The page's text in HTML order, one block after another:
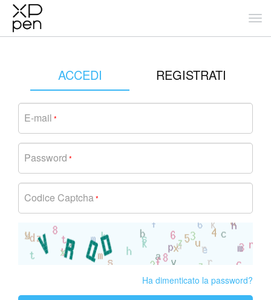
ACCEDI REGISTRATI
E-mail *
Password *
Codice Captcha*
Ha dimenticato la password?